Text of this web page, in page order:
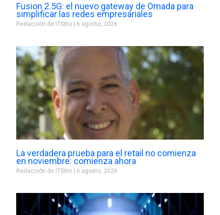
Fusion 2.5G: el nuevo gateway de Omada para
simplificar las redes empresariales
Redacción de ITSitio 6 agosto, 2026
La verdadera prueba para el retail no comienza
en noviembre: comienza ahora
Redacción de ITSitio 6 agosto, 2026